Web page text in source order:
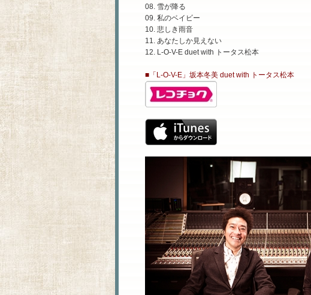
08. 雪が降る
09. 私のベイビー
10. 悲しき雨音
11. あなたしか見えない
12. L-O-V-E duet with トータス松本
■「L-O-V-E」坂本冬美 duet with トータス松本